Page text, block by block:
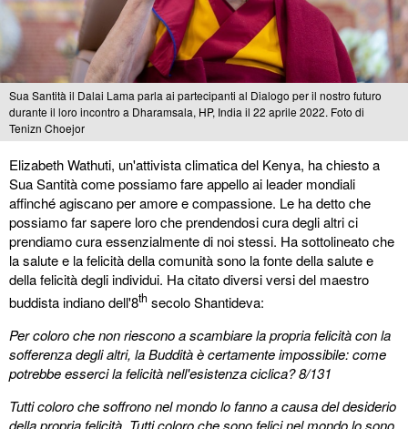
Sua Santità il Dalai Lama parla ai partecipanti al Dialogo per il nostro futuro
durante il loro incontro a Dharamsala, HP, India il 22 aprile 2022. Foto di
Tenizn Choejor
Elizabeth Wathuti, un'attivista climatica del Kenya, ha chiesto a
Sua Santità come possiamo fare appello ai leader mondiali
affinché agiscano per amore e compassione. Le ha detto che
possiamo far sapere loro che prendendosi cura degli altri ci
prendiamo cura essenzialmente di noi stessi. Ha sottolineato che
la salute e la felicità della comunità sono la fonte della salute e
della felicità degli individui. Ha citato diversi versi del maestro
buddista indiano dell'8th secolo Shantideva:
Per coloro che non riescono a scambiare la propria felicità con la
sofferenza degli altri, la Buddità è certamente impossibile: come
potrebbe esserci la felicità nell'esistenza ciclica? 8/131
Tutti coloro che soffrono nel mondo lo fanno a causa del desiderio
della propria felicità. Tutti coloro che sono felici nel mondo lo sono